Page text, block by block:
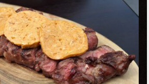
BOTER •